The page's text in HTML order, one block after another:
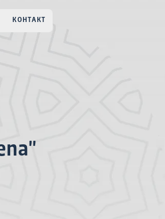
КОНТАКТ